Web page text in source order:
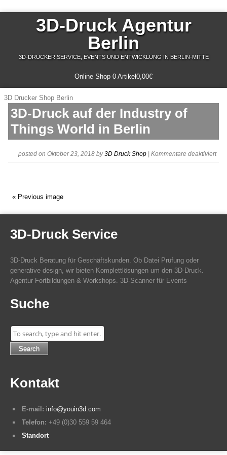
3D-Druck Agentur
Berlin
3D-DRUCKER SERVICE, EVENTS UND ENTWICKLUNG IN BERLIN-MITTE
Online Shop 0 Artikel 0,00€
3D Drucker Shop Berlin
3D-Druck auf der Industry of
Things World in Berlin
posted on Oktober 23, 2018 by3D Druck Shop Kommentare deaktiviertfür
« Previous image
3D-Druck Service
3D-Druck Beratung für Geschäftskunden. Ob Datei Prüfung oder
generative design, wir bieten Komplettlösungen um den 3D-Druck.
Agentur Fortbildungen & Workshops. 3D-Scanner für Events
Suche
Search
Kontakt
E-mail: info@youin3d.com
Telefon: +49 (0)30 559 59 464
Standort